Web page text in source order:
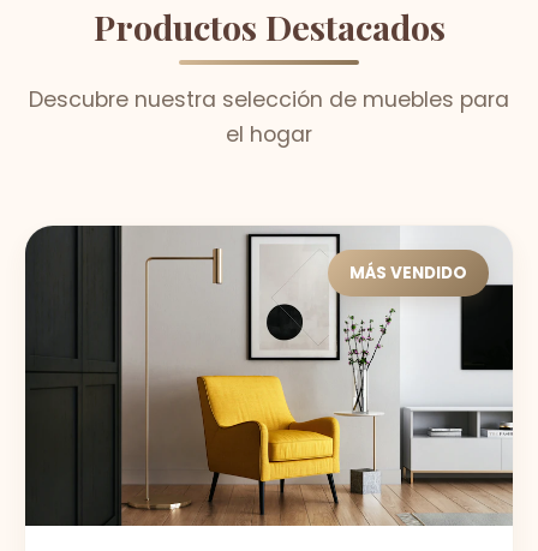
Productos Destacados
Descubre nuestra selección de muebles para
el hogar
MÁS VENDIDO